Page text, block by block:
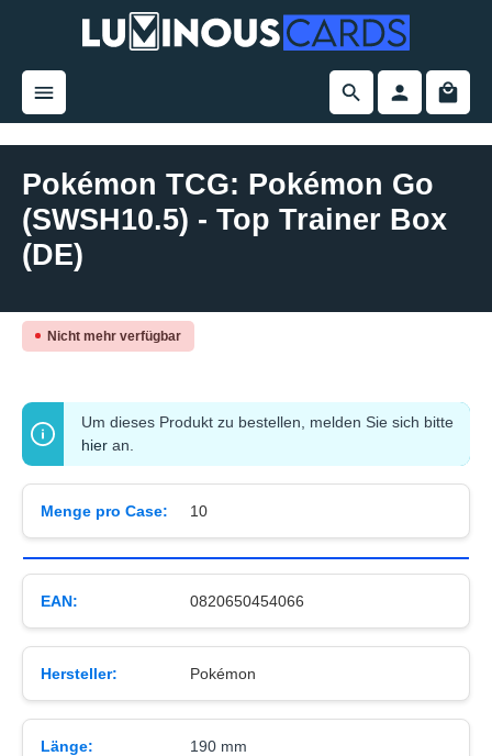
springen
Pokémon TCG: Pokémon Go
(SWSH10.5) - Top Trainer Box
(DE)
Bildergalerie überspringen
Nicht mehr verfügbar
Um dieses Produkt zu bestellen, melden Sie sich bitte
hier an.
Menge pro Case: 10
EAN: 0820650454066
Hersteller: Pokémon
Länge: 190 mm